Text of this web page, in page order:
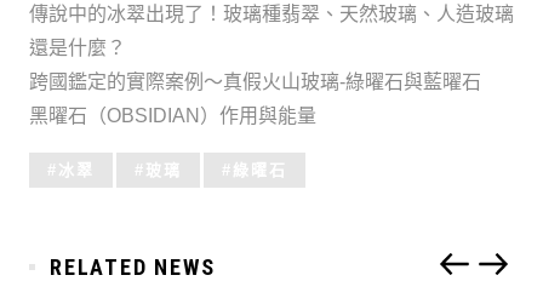
傳說中的冰翠出現了！玻璃種翡翠、天然玻璃、人造玻璃
還是什麼？
跨國鑑定的實際案例～真假火山玻璃-綠曜石與藍曜石
黑曜石（OBSIDIAN）作用與能量
Tagged
冰翠 玻璃 綠曜石
RELATED NEWS